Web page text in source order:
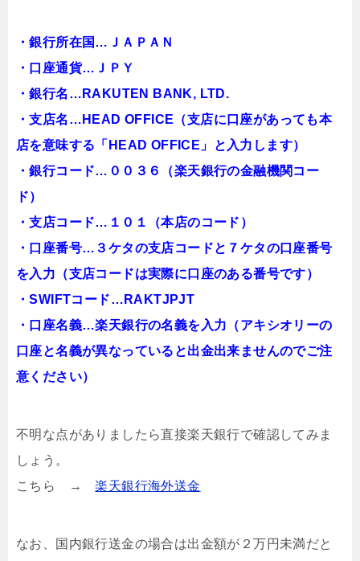
・銀行所在国…ＪＡＰＡＮ
・口座通貨…ＪＰＹ
・銀行名…RAKUTEN BANK, LTD.
・支店名…HEAD OFFICE（支店に口座があっても本
店を意味する「HEAD OFFICE」と入力します）
・銀行コード…００３６（楽天銀行の金融機関コー
ド）
・支店コード…１０１（本店のコード）
・口座番号…３ケタの支店コードと７ケタの口座番号
を入力（支店コードは実際に口座のある番号です）
・SWIFTコード…RAKTJPJT
・口座名義…楽天銀行の名義を入力（アキシオリーの
口座と名義が異なっていると出金出来ませんのでご注
意ください）
不明な点がありましたら直接楽天銀行で確認してみま
しょう。
こちら →楽天銀行海外送金
なお、国内銀行送金の場合は出金額が２万円未満だと